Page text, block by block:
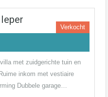
Verkocht
met zuidgerichte tuin en
inkom met vestiaire
Dubbele garage…